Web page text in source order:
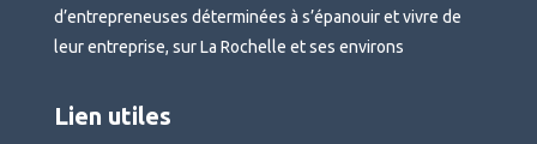
d’entrepreneuses déterminées à s’épanouir et vivre de
leur entreprise, sur La Rochelle et ses environs
Lien utiles